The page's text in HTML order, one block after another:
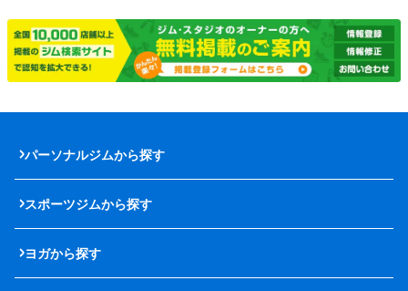
パーソナルジムから探す
スポーツジムから探す
ヨガから探す